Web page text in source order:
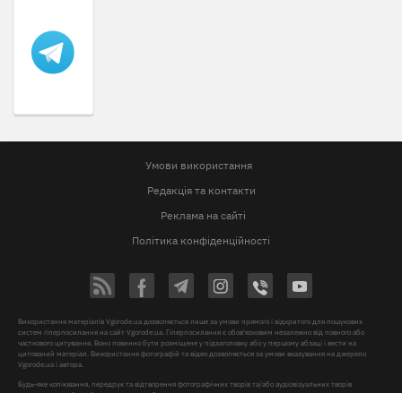
Умови використання
Редакція та контакти
Реклама на сайті
Політика конфіденційності
Використання матеріалів Vgorode.ua дозволяється лише за умови прямого і відкритого для пошукових
систем гіперпосилання на сайт Vgorode.ua. Гіперпосилання є обов'язковим незалежно від повного або
часткового цитування. Воно повинно бути розміщене у підзаголовку або у першому абзаці і вести на
цитований матеріал. Використання фотографій та відео дозволяється за умови вказування на джерело
Vgorode.ua і автора.
Будь-яке копіювання, передрук та відтворення фотографічних творів та/або аудіовізуальних творів